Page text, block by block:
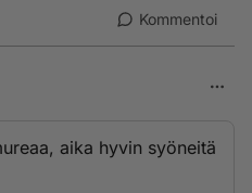
Kommentoi
aika hyvin syöneitä